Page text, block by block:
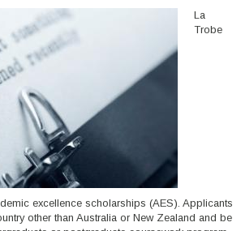
La
Trobe
excellence scholarships (AES). Applicants
other than Australia or New Zealand and be